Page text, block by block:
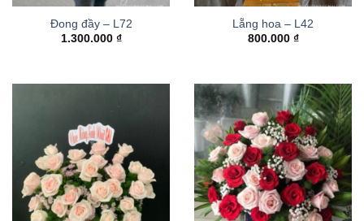
Đong đầy – L72
1.300.000 ₫
Lẵng hoa – L42
800.000 ₫